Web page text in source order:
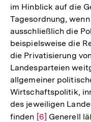
im Hinblick auf die
Tagesordnung,
ausschließlich die
beispielsweise die
die Privatisierung
Landesparteien
allgemeiner
Wirtschaftspolitik,
des jeweiligen
finden Zur
[6] Generell